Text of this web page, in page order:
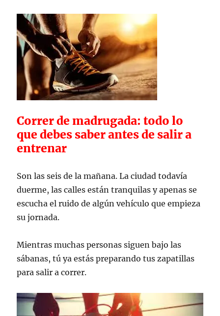
Correr de madrugada: todo lo
que debes saber antes de salir a
entrenar
Son las seis de la mañana. La ciudad todavía
duerme, las calles están tranquilas y apenas se
escucha el ruido de algún vehículo que empieza
su jornada.
Mientras muchas personas siguen bajo las
sábanas, tú ya estás preparando tus zapatillas
para salir a correr.